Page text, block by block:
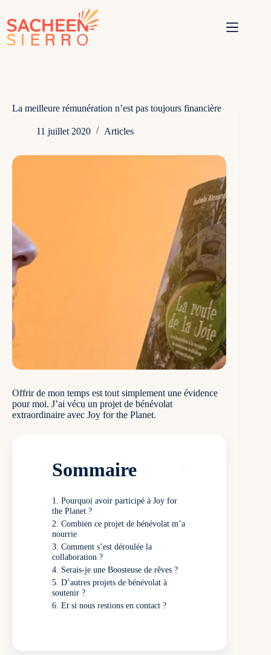
contenu
La meilleure rémunération n’est pas toujours financière
11 juillet 2020 Articles
Offrir de mon temps est tout simplement une évidence
pour moi. J’ai vécu un projet de bénévolat
extraordinaire avec Joy for the Planet.
Sommaire
Pourquoi avoir participé à Joy for
the Planet ?
Combien ce projet de bénévolat m’a
nourrie
Comment s’est déroulée la
collaboration ?
Serais-je une Boosteuse de rêves ?
D’autres projets de bénévolat à
soutenir ?
Et si nous restions en contact ?